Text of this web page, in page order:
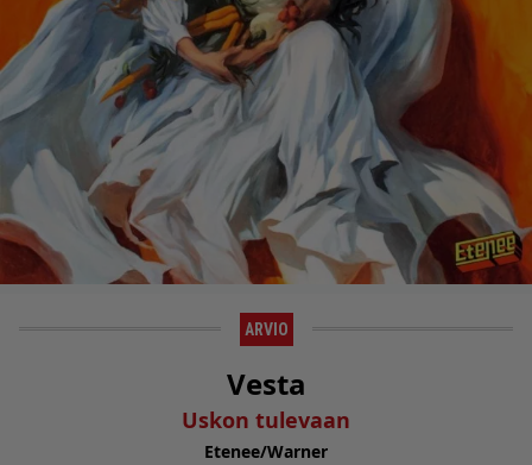
ARVIO
Vesta
Uskon tulevaan
Etenee/Warner